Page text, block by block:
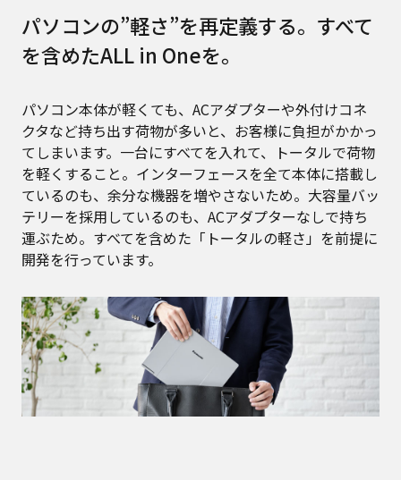
パソコンの”軽さ”を再定義する。すべて
を含めたALL in Oneを。
パソコン本体が軽くても、ACアダプターや外付けコネ
クタなど持ち出す荷物が多いと、お客様に負担がかかっ
てしまいます。一台にすべてを入れて、トータルで荷物
を軽くすること。インターフェースを全て本体に搭載し
ているのも、余分な機器を増やさないため。大容量バッ
テリーを採用しているのも、ACアダプターなしで持ち
運ぶため。すべてを含めた「トータルの軽さ」を前提に
開発を行っています。